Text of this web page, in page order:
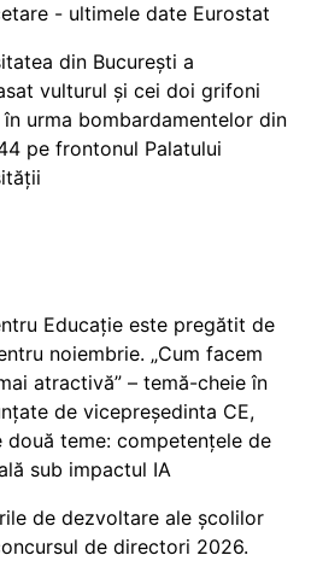
- ultimele date Eurostat
din București a
vulturul și cei doi grifoni
urma bombardamentelor din
pe frontonul Palatului
Educație este pregătit de
noiembrie. „Cum facem
atractivă” – temă-cheie în
de vicepreședinta CE,
două teme: competențele de
sub impactul IA
de dezvoltare ale școlilor
de directori 2026.